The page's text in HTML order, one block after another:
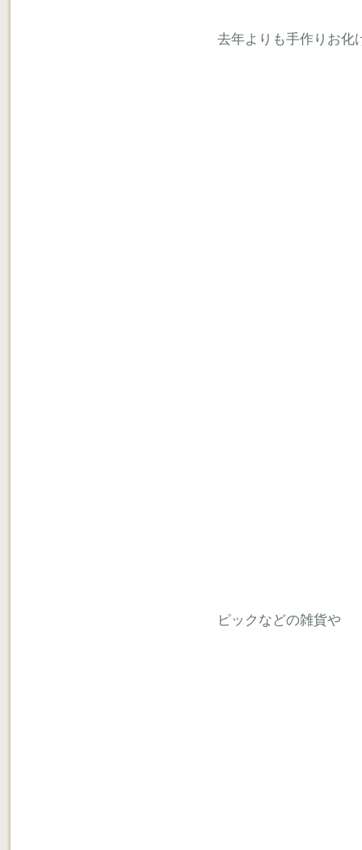
去年よりも手作りお化
ピックなどの雑貨や